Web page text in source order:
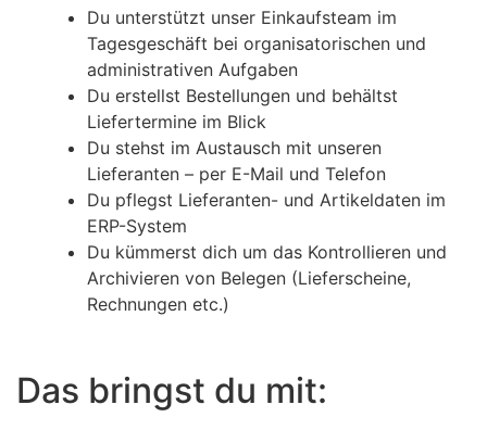
Du unterstützt unser Einkaufsteam im
Tagesgeschäft bei organisatorischen und
administrativen Aufgaben
Du erstellst Bestellungen und behältst
Liefertermine im Blick
Du stehst im Austausch mit unseren
Lieferanten – per E-Mail und Telefon
Du pflegst Lieferanten- und Artikeldaten im
ERP-System
Du kümmerst dich um das Kontrollieren und
Archivieren von Belegen (Lieferscheine,
Rechnungen etc.)
Das bringst du mit: